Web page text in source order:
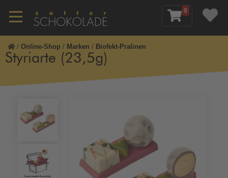
0
/ Online-Shop / Marken / Biofekt-Pralinen
Styriarte (23,5g)